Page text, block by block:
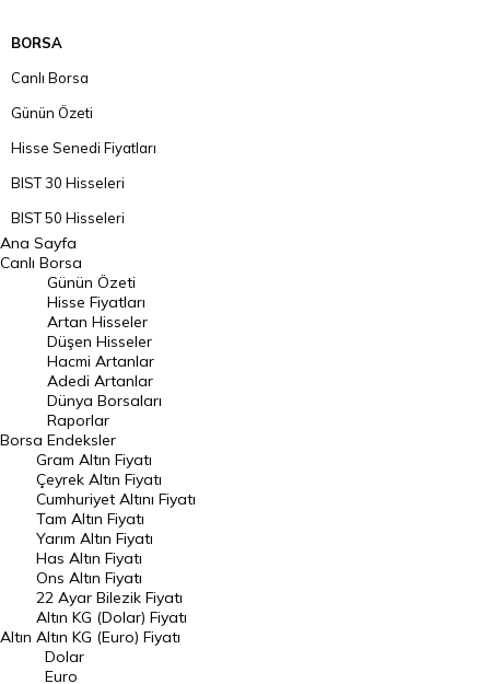
BORSA
Canlı Borsa
Günün Özeti
Hisse Senedi Fiyatları
BIST 30 Hisseleri
BIST 50 Hisseleri
BIST 100 Hisseleri
En Çok Artan Hisseler
En Çok Düşen Hisseler
Hacmi Artanlar
Geçmiş Kapanışlar
Dünya Borsaları
Raporlar
Endeksler
DÖVİZ
Döviz Kuru
Dolar Kuru
Euro Kuru
Ana Sayfa
Canlı Borsa
Borsa
Günün Özeti
Hisse Fiyatları
Artan Hisseler
Düşen Hisseler
Hacmi Artanlar
Adedi Artanlar
Dünya Borsaları
Raporlar
Endeksler
Altın
Gram Altın Fiyatı
Çeyrek Altın Fiyatı
Cumhuriyet Altını Fiyatı
Tam Altın Fiyatı
Yarım Altın Fiyatı
Has Altın Fiyatı
Ons Altın Fiyatı
22 Ayar Bilezik Fiyatı
Altın KG (Dolar) Fiyatı
Altın KG (Euro) Fiyatı
Dolar
Euro